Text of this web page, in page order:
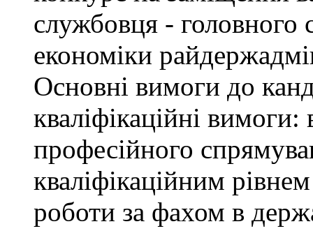
службовця - головного
економіки
Основні вимоги до
кваліфікаційні
професійного
кваліфікаційним
роботи за фахом в